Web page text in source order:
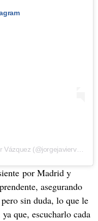
En tabla|puesto shared by Jorge Javier Vázquez (@jorgejaviervazquez)
por Madrid y
asegurando
sin duda, lo que le
que, escucharlo cada